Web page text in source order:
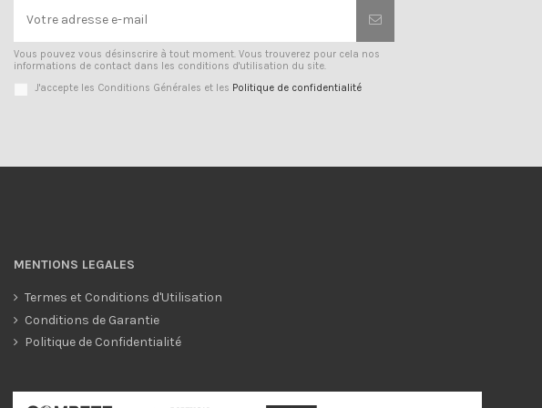
Vous pouvez vous désinscrire à tout moment. Vous trouverez pour cela nos
informations de contact dans les conditions d'utilisation du site.
J'accepte les Conditions Générales et les Politique de confidentialité
MENTIONS LEGALES
Termes et Conditions d'Utilisation
Conditions de Garantie
Politique de Confidentialité